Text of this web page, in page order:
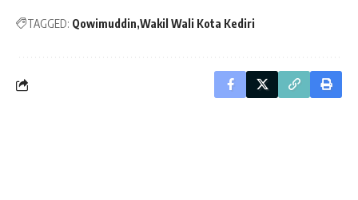
TAGGED: Qowimuddin Wakil Wali Kota Kediri